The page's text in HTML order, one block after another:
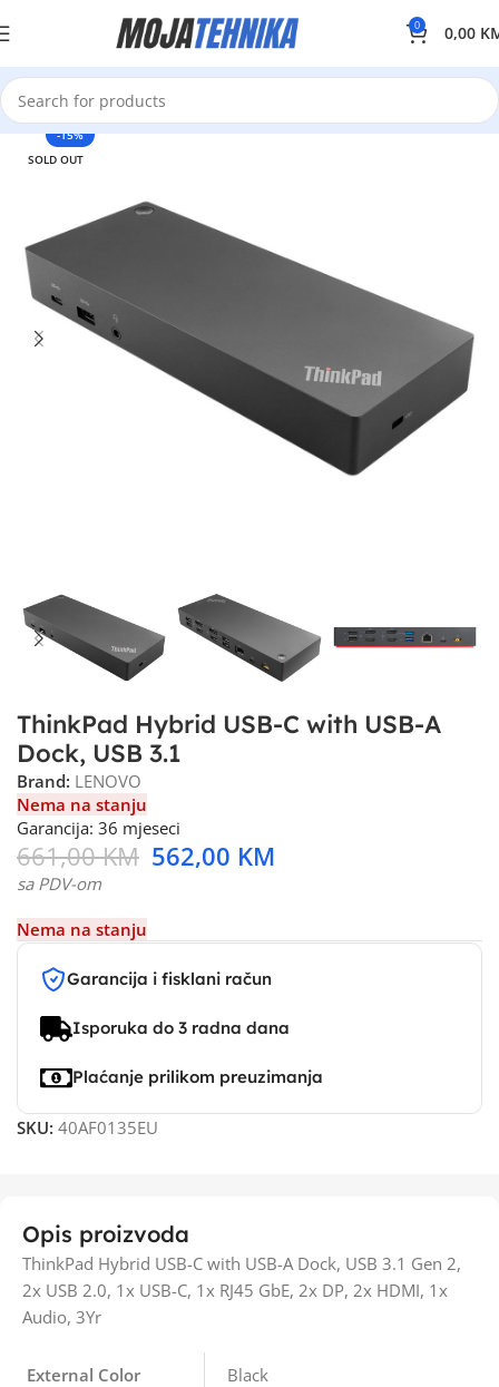
0 0,00
-15%
SOLD OUT
ThinkPad Hybrid USB-C with USB-A
Dock, USB 3.1
Brand: LENOVO
Nema na stanju
Garancija: 36 mjeseci
661,00KM 562,00 KM
sa PDV-om
Nema na stanju
Garancija i fisklani račun
Isporuka do 3 radna dana
Plaćanje prilikom preuzimanja
SKU: 40AF0135EU
Opis proizvoda
ThinkPad Hybrid USB-C with USB-A Dock, USB 3.1 Gen 2,
2x USB 2.0, 1x USB-C, 1x RJ45 GbE, 2x DP, 2x HDMI, 1x
Audio, 3Yr
External Color Black